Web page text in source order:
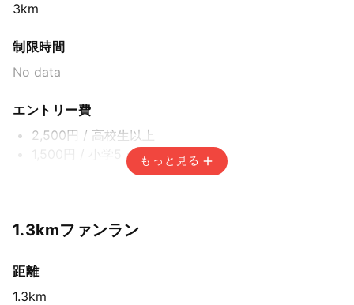
3km
制限時間
No data
エントリー費
2,500円 / 高校生以上
1,500円 / 小学5・6年・中学生
2026年6月30日(火) 15:00〜2026年8月31日(月) 14:59
もっと見る
1.3kmファンラン
距離
1.3km